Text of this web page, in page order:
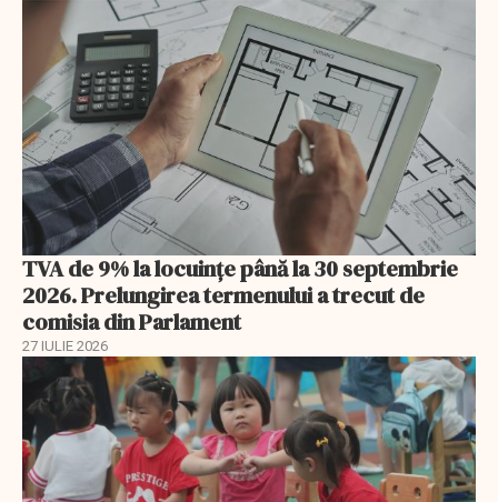
TVA de 9% la locuințe până la 30 septembrie
2026. Prelungirea termenului a trecut de
comisia din Parlament
27 IULIE 2026